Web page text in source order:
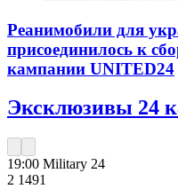
Реанимобили для
присоединилось к
кампании UNITED24
Эксклюзивы 24
19:00 Military 24
2 1491